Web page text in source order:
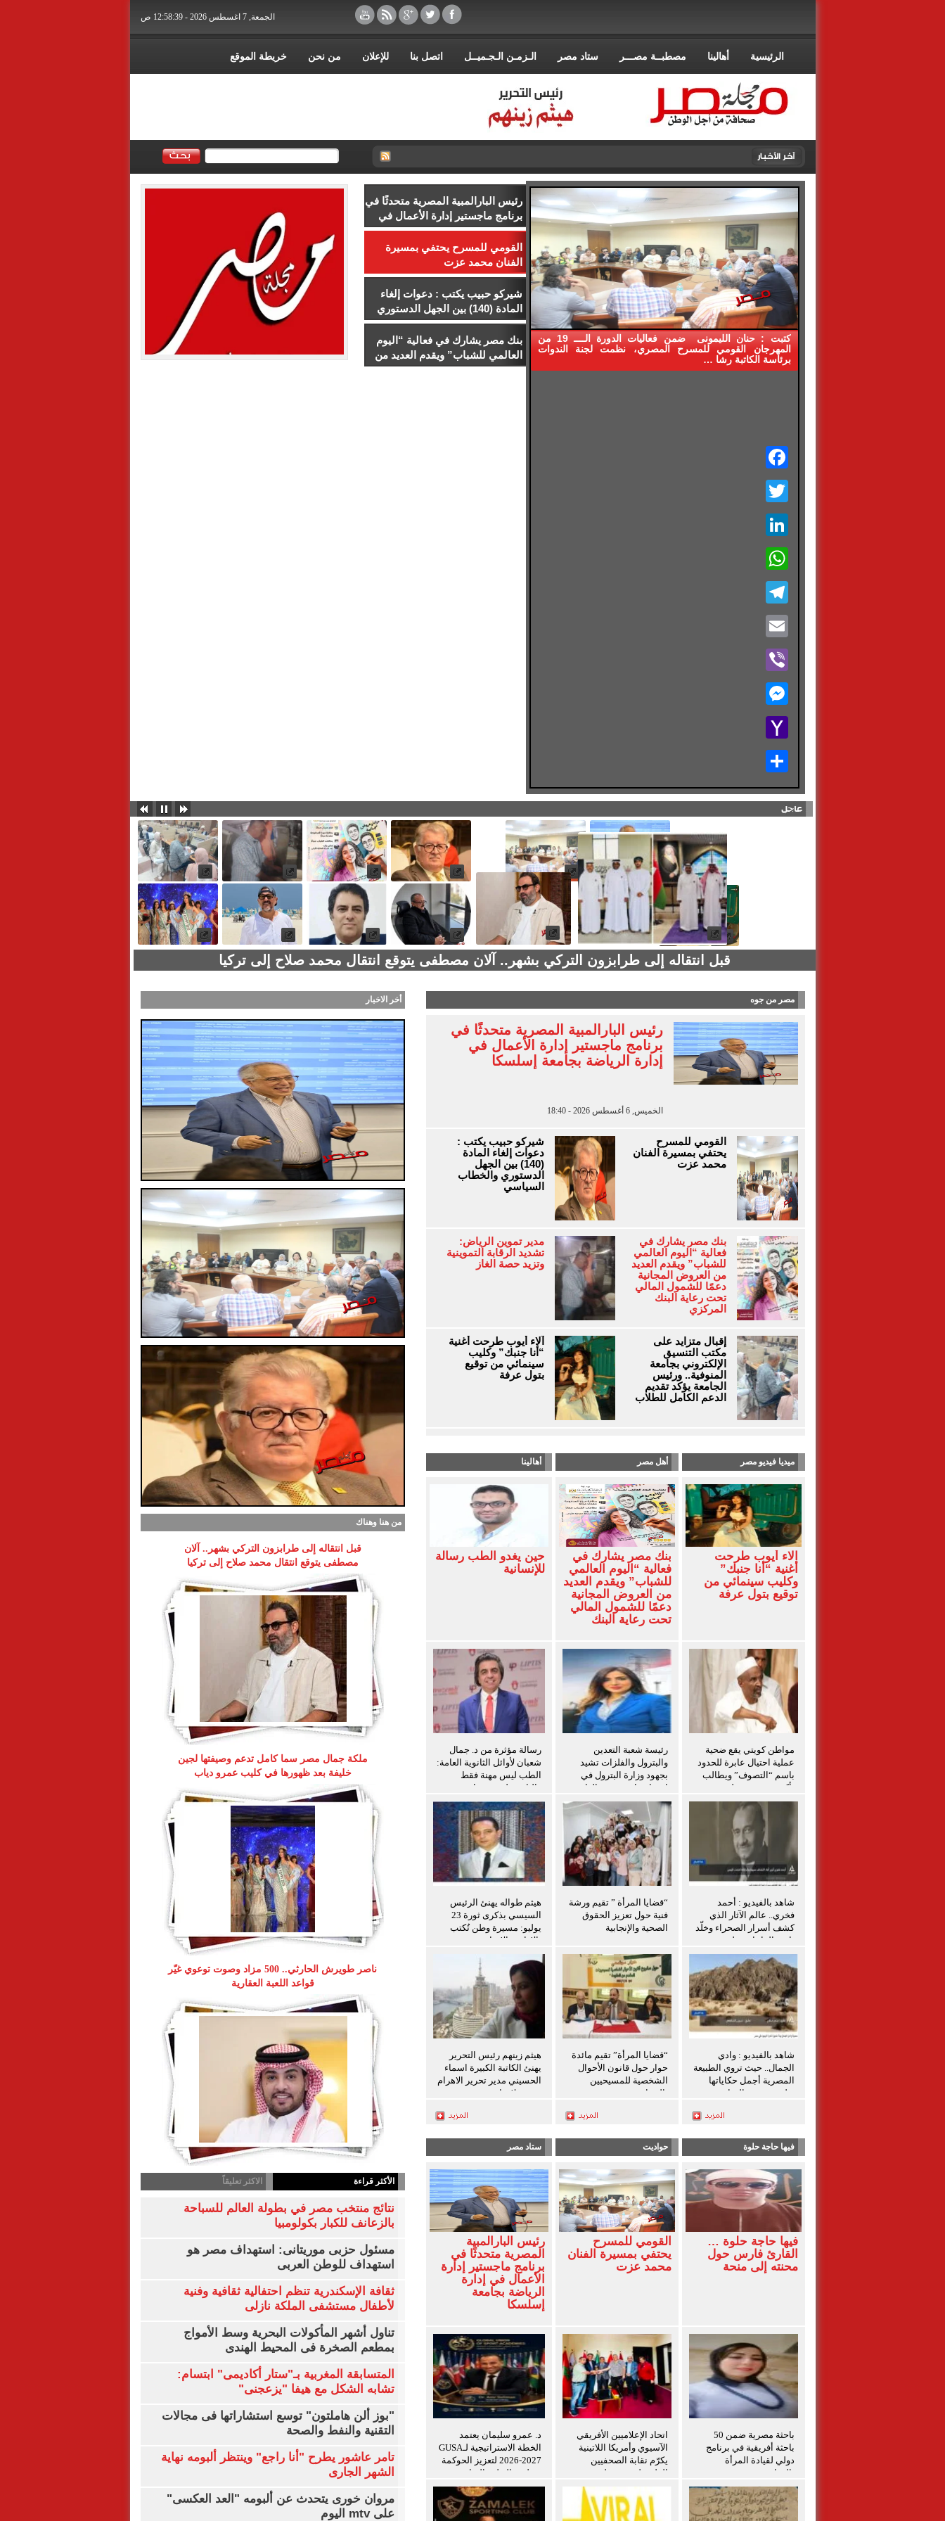
الجمعة, 7 اغسطس 2026 - 12:58:40 ص
الرئيسية أهالينا مصطبــة مصـــر ستاد مصر الـزمـن الـجـميــل اتصل بنا للإعلان من نحن خريطة الموقع
كتبت : حنان الليمونى ضمن فعاليات الدورة الــــ 19 من
المهرجان القومي للمسرح المصري، نظمت لجنة الندوات
برئاسة الكاتبة رشا …
رئيس البارالمبية المصرية متحدثًا في
برنامج ماجستير إدارة الأعمال في
إدارة الرياضة بجامعة إسلسكا
القومي للمسرح يحتفي بمسيرة
الفنان محمد عزت
شيركو حبيب يكتب : دعوات إلغاء
المادة (140) بين الجهل الدستوري
والخطاب السياسي
بنك مصر يشارك في فعالية “اليوم
العالمي للشباب” ويقدم العديد من
العروض المجانية دعمًا للشمول
قبل انتقاله إلى طرابزون التركي بشهر.. آلان مصطفى يتوقع انتقال محمد صلاح إلى تركيا
مصر من جوه
رئيس البارالمبية المصرية متحدثًا في
برنامج ماجستير إدارة الأعمال في
إدارة الرياضة بجامعة إسلسكا
الخميس, 6 أغسطس 2026 - 18:40
القومي للمسرح
يحتفي بمسيرة الفنان
محمد عزت
شيركو حبيب يكتب :
دعوات إلغاء المادة
(140) بين الجهل
الدستوري والخطاب
السياسي
بنك مصر يشارك في
فعالية “اليوم العالمي
للشباب” ويقدم العديد
من العروض المجانية
دعمًا للشمول المالي
تحت رعاية البنك
المركزي
مدير تموين الرياض:
تشديد الرقابة التموينية
وتزيد حصة الغاز
إقبال متزايد على
مكتب التنسيق
الإلكتروني بجامعة
المنوفية.. ورئيس
الجامعة يؤكد تقديم
الدعم الكامل للطلاب
آلاء أيوب طرحت أغنية
“أنا جنبك” وكليب
سينمائي من توقيع
بتول عرفة
ميديا فيديو مصر
آلاء أيوب طرحت
أغنية “أنا جنبك”
وكليب سينمائي من
توقيع بتول عرفة
مواطن كويتي يقع ضحية
عملية احتيال عابرة للحدود
باسم “التصوف” ويطالب
بأكثر من نصف مليون
بمساعدة شخصيات دينية
شاهد بالفيديو : أحمد
فخري.. عالم الآثار الذي
كشف أسرار الصحراء وخلّد
تاريخ الواحات تعليق شيرين
الشافعي
شاهد بالفيديو : وادي
الجمال.. حيث تروي الطبيعة
المصرية أجمل حكاياتها
تعليق شيرين الشافعى
أهل مصر
بنك مصر يشارك في
فعالية “اليوم العالمي
للشباب” ويقدم العديد
من العروض المجانية
دعمًا للشمول المالي
تحت رعاية البنك
رئيسة شعبة التعدين
والبترول والفلزات تشيد
بجهود وزارة البترول في
احتواء حادث سفن الغاز
بدمياط
“قضايا المرأة ” تقيم ورشة
فنية حول تعزيز الحقوق
الصحية والإنجابية
“قضايا المرأة” تقيم مائدة
حوار حول قانون الأحوال
الشخصية للمسيحيين
بالمنيا
أهالينا
حين يغدو الطب رسالة
للإنسانية
رسالة مؤثرة من د. جمال
شعبان لأوائل الثانوية العامة:
الطب ليس مهنة فقط
والثانوية ليست نهاية
المطاف
هيثم طواله يهنئ الرئيس
السيسي بذكرى ثورة 23
يوليو: مسيرة وطن تُكتب
بالإرادة والإنجاز
هيثم زينهم رئيس التحرير
يهنئ الكاتبة الكبيرة اسماء
الحسيني مدير تحرير الاهرام
بعيد ميلادها
فيها حاجة حلوة
فيها حاجة حلوة …
القارئ فارس حول
محنته إلى منحة
باحثة مصرية ضمن 50
باحثة أفريقية في برنامج
دولي لقيادة المرأة
بالزراعة
حواديت
القومي للمسرح
يحتفي بمسيرة الفنان
محمد عزت
اتحاد الإعلاميين الأفريقي
الآسيوي وأمريكا اللاتينية
يكرّم نقابة الصحفيين
الفلسطينيين ويعلن توسيع
برامج التدريب للإعلاميين
الفلسطينيين
ستاد مصر
رئيس البارالمبية
المصرية متحدثًا في
برنامج ماجستير إدارة
الأعمال في إدارة
الرياضة بجامعة
إسلسكا
د. عمرو سليمان يعتمد
الخطة الاستراتيجية لـGUSA
2026-2027 لتعزيز الحوكمة
وتطوير التعليم الرياضي
أخر الاخبار
من هنا وهناك
قبل انتقاله إلى طرابزون التركي بشهر.. آلان
مصطفى يتوقع انتقال محمد صلاح إلى تركيا
ملكة جمال مصر سما كامل تدعم وصيفتها لجين
خليفة بعد ظهورها في كليب عمرو دياب
ناصر طويرش الحارثي.. 500 مزاد وصوت توعوي غيّر
قواعد اللعبة العقارية
الأكثر قراءة الاكثر تعليقاً
نتائج منتخب مصر في بطولة العالم للسباحة
بالزعانف للكبار بكولومبيا
مسئول حزبى موريتانى: استهداف مصر هو
استهداف للوطن العربى
ثقافة الإسكندرية تنظم احتفالية ثقافية وفنية
لأطفال مستشفى الملكة نازلى
تناول أشهر المأكولات البحرية وسط الأمواج
بمطعم الصخرة فى المحيط الهندى
المتسابقة المغربية بـ"ستار أكاديمى" ابتسام:
تشابه الشكل مع هيفا "يزعجنى"
"بوز ألن هاملتون" توسع استشاراتها فى مجالات
التقنية والنفط والصحة
تامر عاشور يطرح "أنا راجع" وينتظر ألبومه نهاية
الشهر الجارى
مروان خورى يتحدث عن ألبومه "العد العكسى"
على mtv اليوم